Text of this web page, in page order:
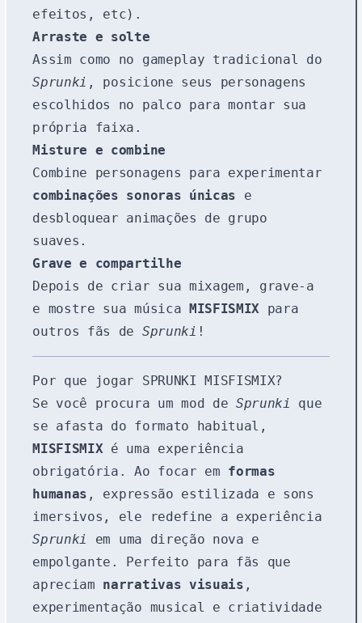
efeitos, etc).
Arraste e solte
Assim como no gameplay tradicional do
Sprunki , posicione seus personagens
escolhidos no palco para montar sua
própria faixa.
Misture e combine
Combine personagens para experimentar
combinações sonoras únicas e
desbloquear animações de grupo
suaves.
Grave e compartilhe
Depois de criar sua mixagem, grave-a
e mostre sua música MISFISMIXpara
outros fãs de Sprunki !
Por que jogar SPRUNKI MISFISMIX?
Se você procura um mod de Sprunki que
se afasta do formato habitual,
MISFISMIXé uma experiência
obrigatória. Ao focar em formas
humanas , expressão estilizada e sons
imersivos, ele redefine a experiência
Sprunki
em uma direção nova e
empolgante. Perfeito para fãs que
apreciam narrativas visuais ,
experimentação musical e criatividade